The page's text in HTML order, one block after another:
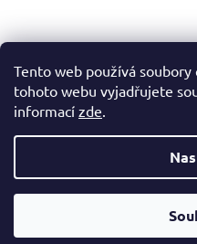
Tento web používá
tohoto webu vyjadřujete
informací zde.
Copyright 2026PM